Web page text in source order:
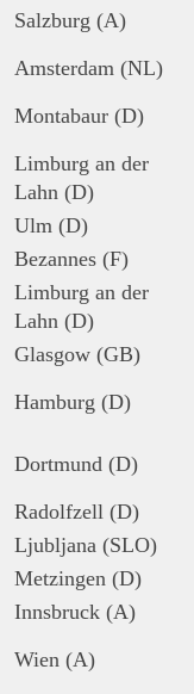
Salzburg (A)
Amsterdam (NL)
Montabaur (D)
Limburg an der
Lahn (D)
Ulm (D)
Bezannes (F)
Limburg an der
Lahn (D)
Glasgow (GB)
Hamburg (D)
Dortmund (D)
Radolfzell (D)
Ljubljana (SLO)
Metzingen (D)
Innsbruck (A)
Wien (A)